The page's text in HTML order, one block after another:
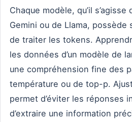
Chaque modèle, qu’il s’agisse
Gemini ou de Llama, possède
de traiter les tokens.
les données d’un modèle de
une compréhension fine des
température ou de top-p.
permet d’éviter les réponses
d’extraire une information